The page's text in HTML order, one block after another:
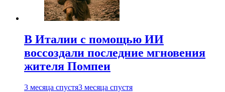
В Италии с помощью ИИ
воссоздали последние мгновения
жителя Помпеи
3 месяца спустя3 месяца спустя